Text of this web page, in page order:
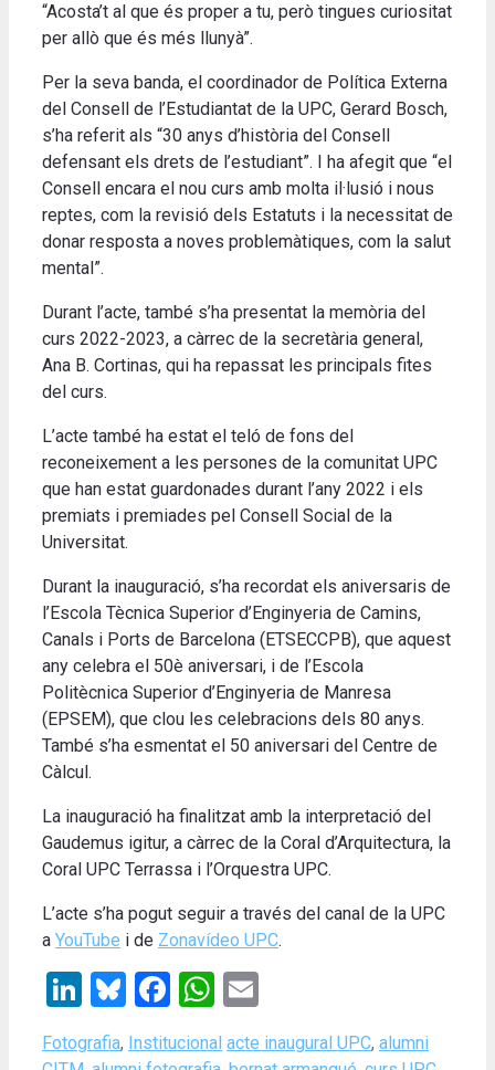
“Acosta’t al que és proper a tu, però tingues curiositat
per allò que és més llunyà”.
Per la seva banda, el coordinador de Política Externa
del Consell de l’Estudiantat de la UPC, Gerard Bosch,
s’ha referit als “30 anys d’història del Consell
defensant els drets de l’estudiant”. I ha afegit que “el
Consell encara el nou curs amb molta il·lusió i nous
reptes, com la revisió dels Estatuts i la necessitat de
donar resposta a noves problemàtiques, com la salut
mental”.
Durant l’acte, també s’ha presentat la memòria del
curs 2022-2023, a càrrec de la secretària general,
Ana B. Cortinas, qui ha repassat les principals fites
del curs.
L’acte també ha estat el teló de fons del
reconeixement a les persones de la comunitat UPC
que han estat guardonades durant l’any 2022 i els
premiats i premiades pel Consell Social de la
Universitat.
Durant la inauguració, s’ha recordat els aniversaris de
l’Escola Tècnica Superior d’Enginyeria de Camins,
Canals i Ports de Barcelona (ETSECCPB), que aquest
any celebra el 50è aniversari, i de l’Escola
Politècnica Superior d’Enginyeria de Manresa
(EPSEM), que clou les celebracions dels 80 anys.
També s’ha esmentat el 50 aniversari del Centre de
Càlcul.
La inauguració ha finalitzat amb la interpretació del
Gaudemus igitur, a càrrec de la Coral d’Arquitectura, la
Coral UPC Terrassa i l’Orquestra UPC.
L’acte s’ha pogut seguir a través del canal de la UPC
a YouTube i de Zonavídeo UPC.
LinkedIn
Bluesky
Facebook
WhatsApp
Categories
Fotografia, Institucional Tags
acte inaugural UPC, alumni